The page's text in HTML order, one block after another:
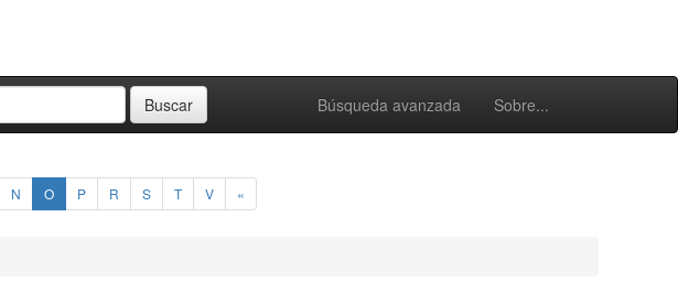
Búsqueda avanzada Sobre...
N O P R S T V «